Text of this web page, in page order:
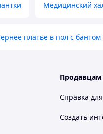
Медицинский
платье в пол с
Продавцам
Справка
Создать